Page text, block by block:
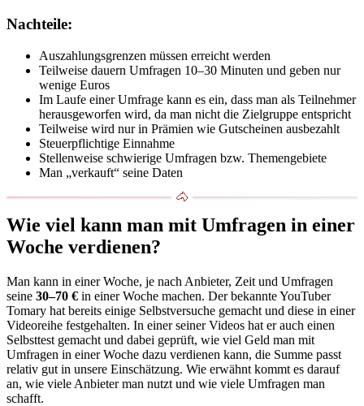
Nachteile:
Auszahlungsgrenzen müssen erreicht werden
Teilweise dauern Umfragen 10–30 Minuten und geben nur
wenige Euros
Im Laufe einer Umfrage kann es ein, dass man als Teilnehmer
herausgeworfen wird, da man nicht die Zielgruppe entspricht
Teilweise wird nur in Prämien wie Gutscheinen ausbezahlt
Steuerpflichtige Einnahme
Stellenweise schwierige Umfragen bzw. Themengebiete
Man „verkauft“ seine Daten
Wie viel kann man mit Umfragen in einer
Woche verdienen?
Man kann in einer Woche, je nach Anbieter, Zeit und Umfragen
seine 30–70 € in einer Woche machen. Der bekannte YouTuber
Tomary hat bereits einige Selbstversuche gemacht und diese in einer
Videoreihe festgehalten. In einer seiner Videos hat er auch einen
Selbsttest gemacht und dabei geprüft, wie viel Geld man mit
Umfragen in einer Woche dazu verdienen kann, die Summe passt
relativ gut in unsere Einschätzung. Wie erwähnt kommt es darauf
an, wie viele Anbieter man nutzt und wie viele Umfragen man
schafft.